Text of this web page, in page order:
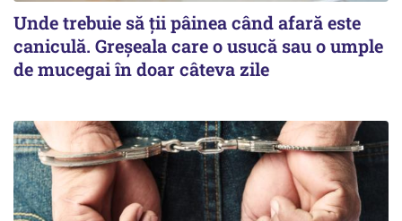
Unde trebuie să ții pâinea când afară este
caniculă. Greșeala care o usucă sau o umple
de mucegai în doar câteva zile